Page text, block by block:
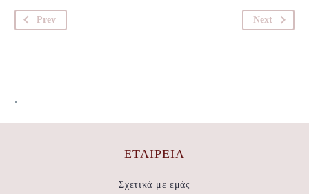
Prev Next
.
ΕΤΑΙΡΕΊΑ
Σχετικά με εμάς